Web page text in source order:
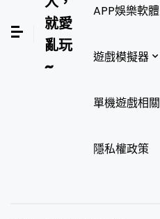
就愛
亂玩
~
APP娛樂軟體
遊戲模擬器
單機遊戲相關
隱私權政策